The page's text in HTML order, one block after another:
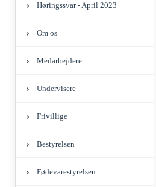
Høringssvar - April 2023
Om os
Medarbejdere
Undervisere
Frivillige
Bestyrelsen
Fødevarestyrelsen